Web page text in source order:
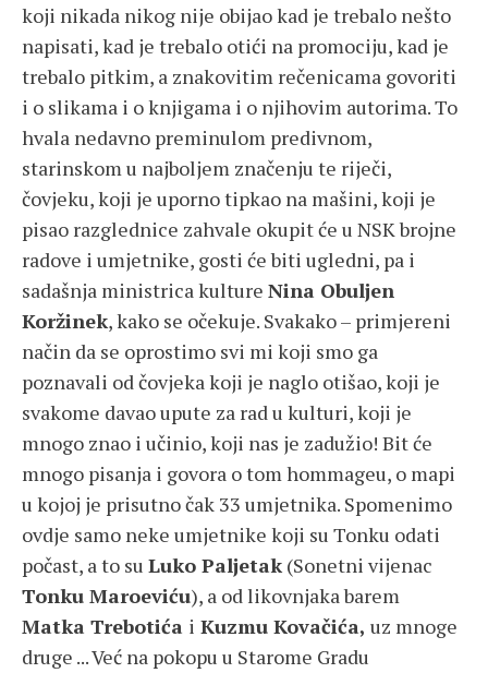
koji nikada nikog nije obijao kad je trebalo nešto
napisati, kad je trebalo otići na promociju, kad je
trebalo pitkim, a znakovitim rečenicama govoriti
i o slikama i o knjigama i o njihovim autorima. To
hvala nedavno preminulom predivnom,
starinskom u najboljem značenju te riječi,
čovjeku, koji je uporno tipkao na mašini, koji je
pisao razglednice zahvale okupit će u NSK brojne
radove i umjetnike, gosti će biti ugledni, pa i
sadašnja ministrica kulture Nina Obuljen
Koržinek, kako se očekuje. Svakako – primjereni
način da se oprostimo svi mi koji smo ga
poznavali od čovjeka koji je naglo otišao, koji je
svakome davao upute za rad u kulturi, koji je
mnogo znao i učinio, koji nas je zadužio! Bit će
mnogo pisanja i govora o tom hommageu, o mapi
u kojoj je prisutno čak 33 umjetnika. Spomenimo
ovdje samo neke umjetnike koji su Tonku odati
počast, a to su Luko Paljetak(Sonetni vijenac
Tonku Maroeviću), a od likovnjaka barem
Matka Trebotića i Kuzmu Kovačića, uz mnoge
druge ... Već na pokopu u Starome Gradu